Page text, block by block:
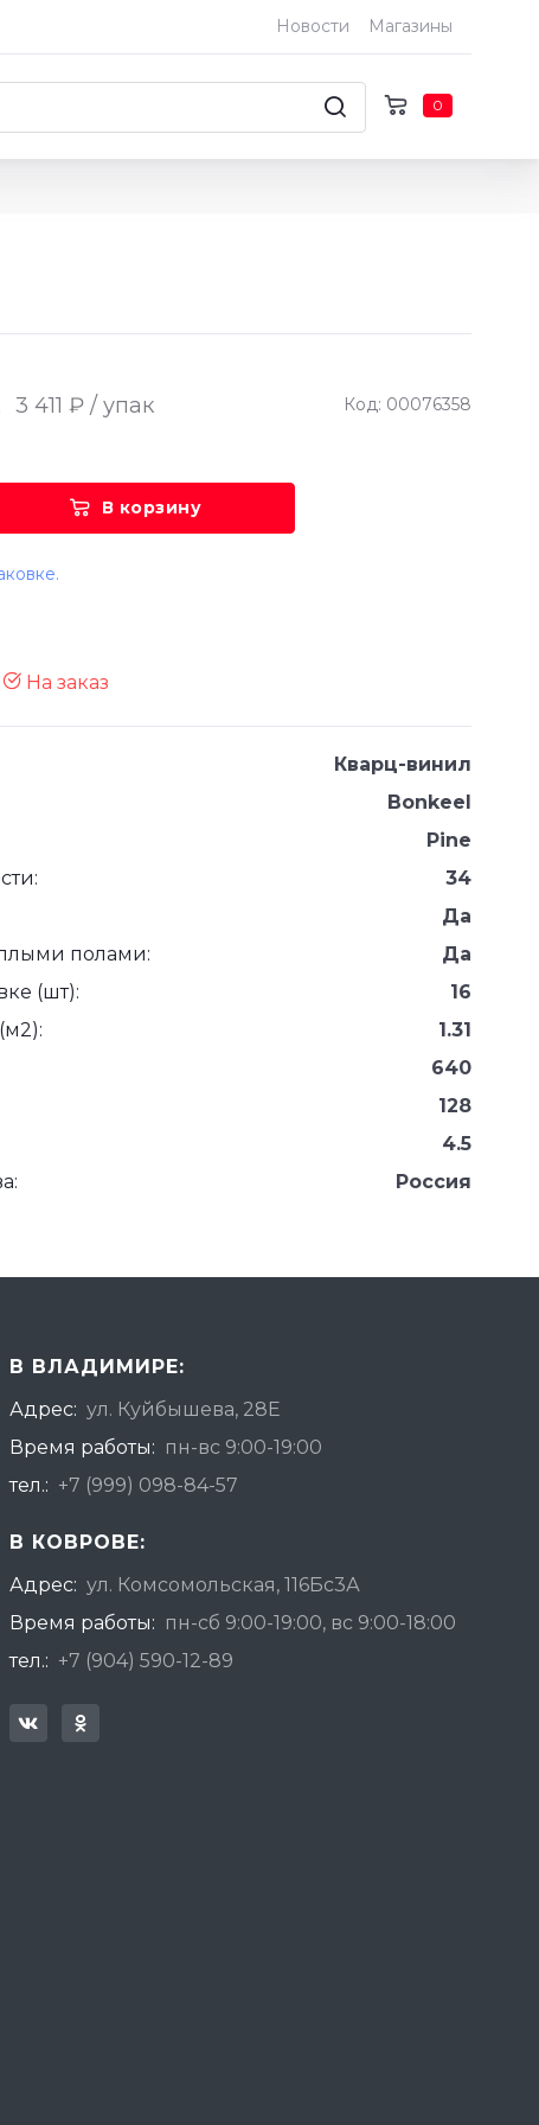
Новости Магазины
0
3 411 ₽ / упак Код: 00076358
В корзину
На заказ
Кварц-винил
Bonkeel
Pine
34
Да
полами:
Да
(шт):
16
1.31
640
128
4.5
Россия
В ВЛАДИМИРЕ:
Адрес: ул. Куйбышева, 28Е
Время работы: пн-вс 9:00-19:00
тел.: +7 (999) 098-84-57
В КОВРОВЕ:
Адрес: ул. Комсомольская, 116Бс3А
Время работы: пн-сб 9:00-19:00, вс 9:00-18:00
тел.: +7 (904) 590-12-89